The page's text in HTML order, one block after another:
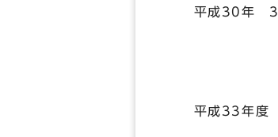
平成30年 3
6月 水
9月 新
平成33年